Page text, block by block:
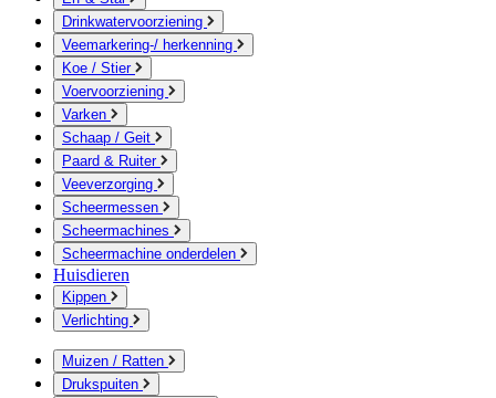
Drinkwatervoorziening
Veemarkering-/ herkenning
Koe / Stier
Voervoorziening
Varken
Schaap / Geit
Paard & Ruiter
Veeverzorging
Scheermessen
Scheermachines
Scheermachine onderdelen
Huisdieren
Kippen
Verlichting
Muizen / Ratten
Drukspuiten